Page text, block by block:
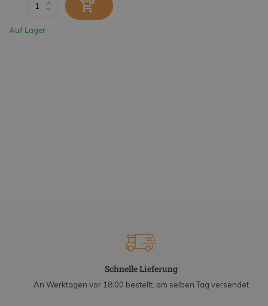
Auf Lager
Schnelle Lieferung
An Werktagen vor 18:00 bestellt, am selben Tag versendet